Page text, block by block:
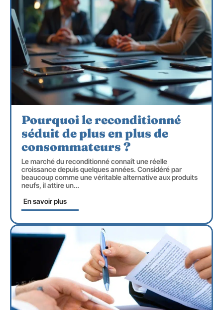
Pourquoi le reconditionné
séduit de plus en plus de
consommateurs ?
Le marché du reconditionné connaît une réelle
croissance depuis quelques années. Considéré par
beaucoup comme une véritable alternative aux produits
neufs, il attire un…
En savoir plus